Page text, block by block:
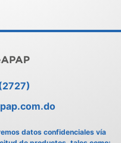
datos confidenciales vía